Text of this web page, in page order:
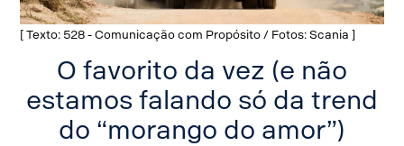
[ Texto: 528 - Comunicação com Propósito / Fotos: Scania ]
O favorito da vez (e não
estamos falando só da trend
do “morango do amor”)